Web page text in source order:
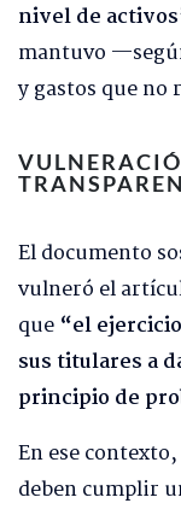
nivel de
mantuvo
y gastos que no
El documento
vulneró el
que “el
sus titulares a
principio de
En ese
deben cumplir